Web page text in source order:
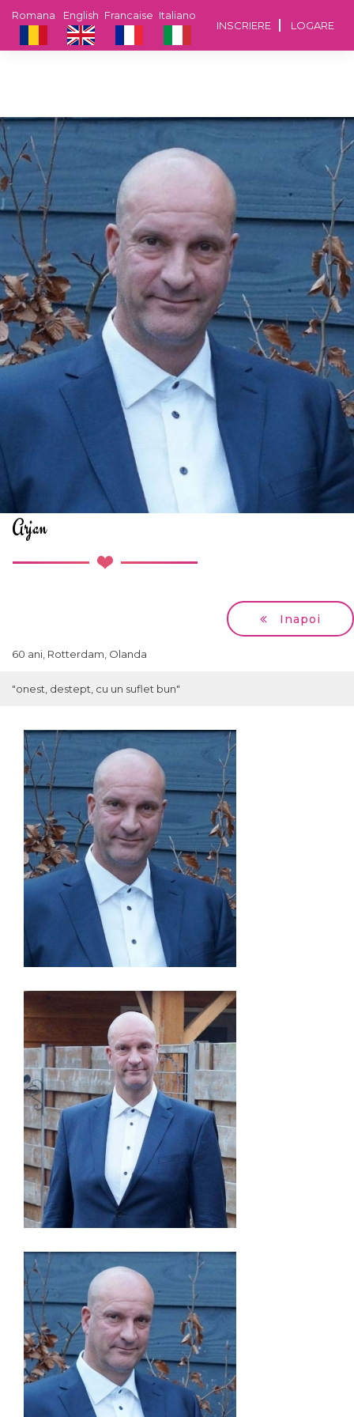
INSCRIERE LOGARE
Italiano
Francaise
English
Romana
Arjan
Inapoi
60 ani, Rotterdam, Olanda
"onest, destept, cu un suflet bun"